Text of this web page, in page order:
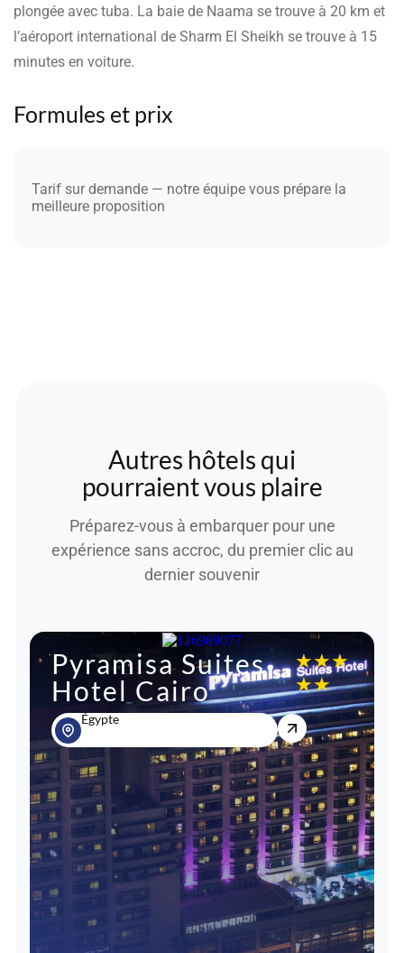
plongée avec tuba. La baie de Naama se trouve à 20 km et
l’aéroport international de Sharm El Sheikh se trouve à 15
minutes en voiture.
Formules et prix
Tarif sur demande — notre équipe vous prépare la
meilleure proposition
Autres hôtels qui
pourraient vous plaire
Préparez-vous à embarquer pour une
expérience sans accroc, du premier clic au
dernier souvenir
Pyramisa Suites
Hotel Cairo
★★★
★★
Égypte